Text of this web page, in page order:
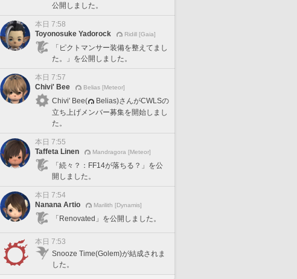
公開しました。
本日 7:58
Toyonosuke Yadorock
Ridill [Gaia]
「ピクトマンサー装備を整えてまし
た。」を公開しました。
本日 7:57
Chivi' Bee
Belias [Meteor]
Chivi' Bee(
Belias)さんがCWLSの
立ち上げメンバー募集を開始しまし
た。
本日 7:55
Taffeta Linen
Mandragora [Meteor]
「続々？：FF14が落ちる？」を公
開しました。
本日 7:54
Nanana Artio
Marilith [Dynamis]
「Renovated」を公開しました。
本日 7:53
Snooze Time(Golem)が結成されま
した。